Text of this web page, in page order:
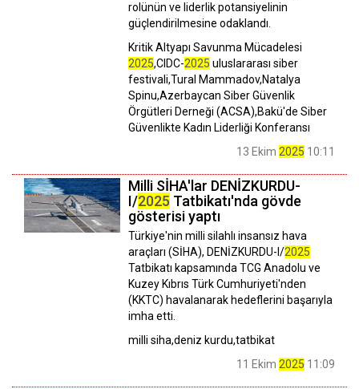
rolünün ve liderlik potansiyelinin
güçlendirilmesine odaklandı.
Kritik Altyapı Savunma Mücadelesi
2025,CIDC-2025 uluslararası siber
festivali,Tural Mammadov,Natalya
Spinu,Azerbaycan Siber Güvenlik
Örgütleri Derneği (ACSA),Bakü'de Siber
Güvenlikte Kadın Liderliği Konferansı
13 Ekim 2025 10:11
Milli SİHA'lar DENİZKURDU-
I/2025 Tatbikatı'nda gövde
gösterisi yaptı
Türkiye'nin milli silahlı insansız hava
araçları (SİHA), DENİZKURDU-I/2025
Tatbikatı kapsamında TCG Anadolu ve
Kuzey Kıbrıs Türk Cumhuriyeti'nden
(KKTC) havalanarak hedeflerini başarıyla
imha etti.
milli siha,deniz kurdu,tatbikat
11 Ekim 2025 11:09